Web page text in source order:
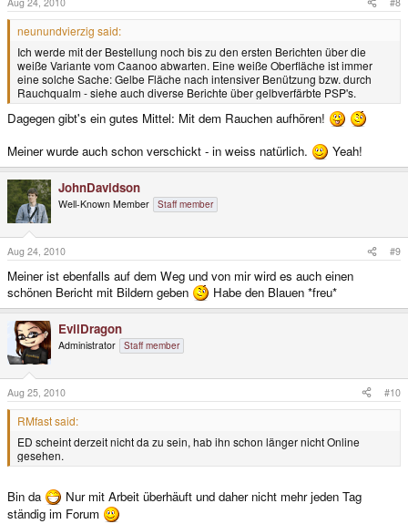
neunundvierzig said:
Ich werde mit der Bestellung noch bis zu den ersten Berichten über die
weiße Variante vom Caanoo abwarten. Eine weiße Oberfläche ist immer
eine solche Sache: Gelbe Fläche nach intensiver Benützung bzw. durch
Rauchqualm - siehe auch diverse Berichte über gelbverfärbte PSP's.
Dagegen gibt's ein gutes Mittel: Mit dem Rauchen aufhören!
Meiner wurde auch schon verschickt - in weiss natürlich.
Yeah!
JohnDavidson
Well-Known Member Staff member
Aug 24, 2010 #9
Meiner ist ebenfalls auf dem Weg und von mir wird es auch einen
schönen Bericht mit Bildern geben
Habe den Blauen *freu*
EvilDragon
Administrator Staff member
Aug 25, 2010 #10
RMfast said:
ED scheint derzeit nicht da zu sein, hab ihn schon länger nicht Online
gesehen.
Bin da
Nur mit Arbeit überhäuft und daher nicht mehr jeden Tag
ständig im Forum